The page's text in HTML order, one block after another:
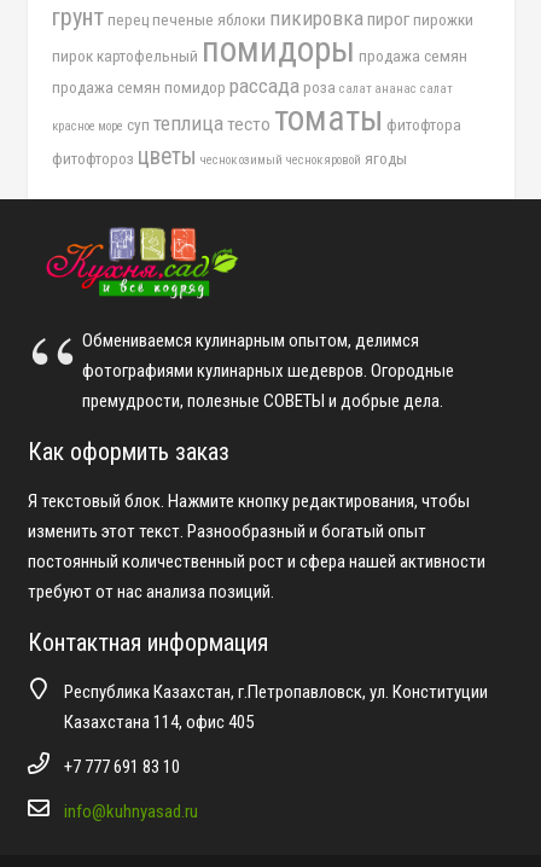
грунт перец печеные яблоки пикировка пирог пирожки
пирок картофельный помидоры продажа семян
продажа семян помидор рассада роза салат ананас салат
красное море суп теплица тесто томаты фитофтора
фитофтороз цветы чеснок озимый чеснок яровой ягоды
Обмениваемся кулинарным опытом, делимся
фотографиями кулинарных шедевров. Огородные
премудрости, полезные СОВЕТЫ и добрые дела.
Как оформить заказ
Я текстовый блок. Нажмите кнопку редактирования, чтобы
изменить этот текст. Разнообразный и богатый опыт
постоянный количественный рост и сфера нашей активности
требуют от нас анализа позиций.
Контактная информация
Республика Казахстан, г.Петропавловск, ул. Конституции
Казахстана 114, офис 405
+7 777 691 83 10
info@kuhnyasad.ru